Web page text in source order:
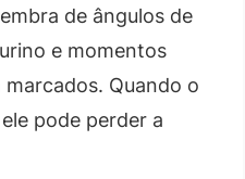
de ângulos de
e momentos
Quando o
pode perder a